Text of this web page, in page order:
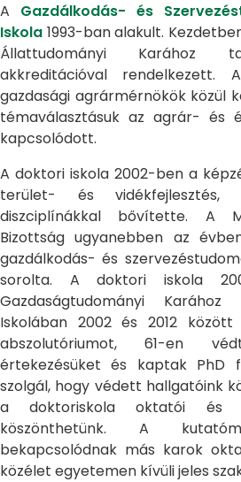
A Gazdálkodás- és
Iskola 1993-ban alakult.
Állattudományi Karához
akkreditációval
gazdasági agrármérnökök közül
témaválasztásuk az agrár- és
kapcsolódott.
A doktori iskola 2002-ben a
terület- és vidékfejlesztés,
diszciplínákkal bővítette. A
Bizottság ugyanebben az
gazdálkodás- és
sorolta. A doktori iskola
Gazdaságtudományi
Iskolában 2002 és 2012 között
abszolutóriumot, 61-en
értekezésüket és kaptak PhD
szolgál, hogy védett hallgatóink
a doktoriskola oktatói és
köszönthetünk. A
bekapcsolódnak más karok
közélet egyetemen kívüli jeles